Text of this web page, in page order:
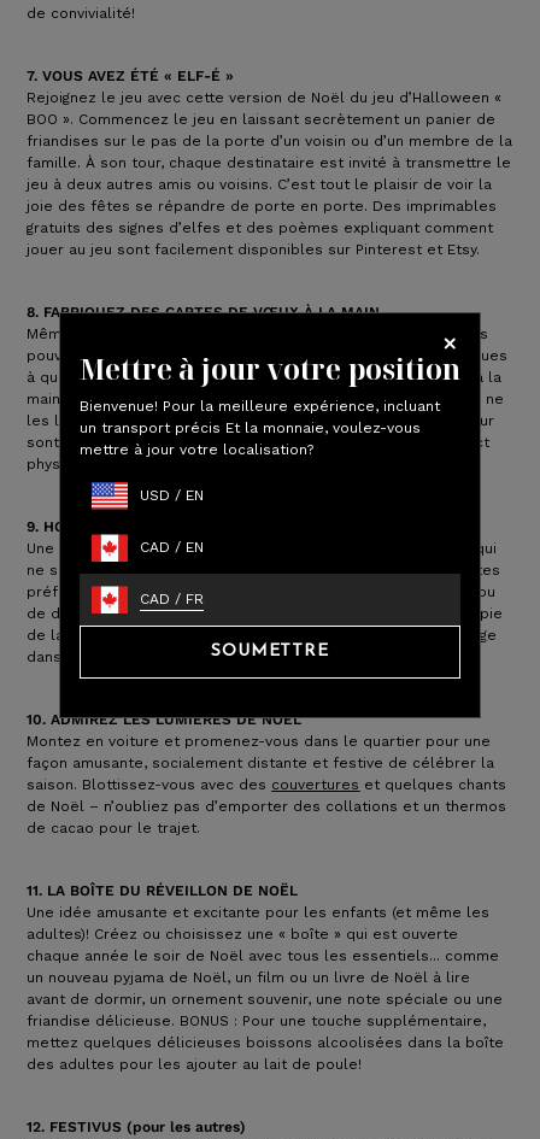
Mettre à jour votre position
Bienvenue! Pour la meilleure expérience, incluant
un transport précis Et la monnaie, voulez-vous
mettre à jour votre localisation?
USD / EN
CAD / EN
CAD / FR
SOUMETTRE
de convivialité!
7. VOUS AVEZ ÉTÉ « ELF-É »
Rejoignez le jeu avec cette version de Noël du jeu d’Halloween «
BOO ». Commencez le jeu en laissant secrètement un panier de
friandises sur le pas de la porte d’un voisin ou d’un membre de la
famille. À son tour, chaque destinataire est invité à transmettre le
jeu à deux autres amis ou voisins. C’est tout le plaisir de voir la
joie des fêtes se répandre de porte en porte. Des imprimables
gratuits des signes d’elfes et des poèmes expliquant comment
jouer au jeu sont facilement disponibles sur Pinterest et Etsy.
8. FABRIQUEZ DES CARTES DE VŒUX À LA MAIN
Même si vous ne pouvez pas être ensemble cette année, vous
pouvez toujours montrer à vos grands-parents, amis et collègues
à quel point ils vous manquent avec une carte de vœux faite à la
main. Les mots manuscrits sont en train de disparaître – mais ne
les laissez pas faire! Les dessins et gribouillis faits avec amour
sont le meilleur moyen d’envoyer un « câlin » lorsqu’un contact
physique est impossible.
9. HONOREZ UN ÊTRE CHER
Une belle façon d’honorer des êtres chers qui vivent loin ou qui
ne sont plus parmi nous est de préparer l’une de leurs recettes
préférées. Partagez des histoires et des souvenirs de repas ou
de desserts savourés autour de la table, ou encadrez une copie
de la fiche de recette manuscrite pour l’accrocher en hommage
dans votre cuisine.
10. ADMIREZ LES LUMIÈRES DE NOËL
Montez en voiture et promenez-vous dans le quartier pour une
façon amusante, socialement distante et festive de célébrer la
saison. Blottissez-vous avec des couvertures et quelques chants
de Noël – n’oubliez pas d’emporter des collations et un thermos
de cacao pour le trajet.
11. LA BOÎTE DU RÉVEILLON DE NOËL
Une idée amusante et excitante pour les enfants (et même les
adultes)! Créez ou choisissez une « boîte » qui est ouverte
chaque année le soir de Noël avec tous les essentiels... comme
un nouveau pyjama de Noël, un film ou un livre de Noël à lire
avant de dormir, un ornement souvenir, une note spéciale ou une
friandise délicieuse. BONUS : Pour une touche supplémentaire,
mettez quelques délicieuses boissons alcoolisées dans la boîte
des adultes pour les ajouter au lait de poule!
12. FESTIVUS (pour les autres)